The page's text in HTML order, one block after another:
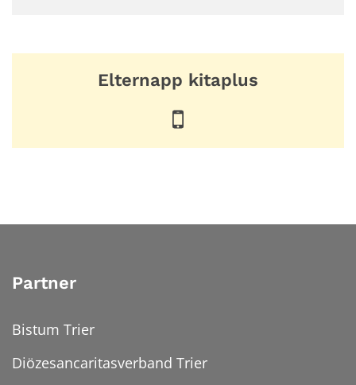
Elternapp kitaplus
Partner
Bistum Trier
Diözesancaritasverband Trier